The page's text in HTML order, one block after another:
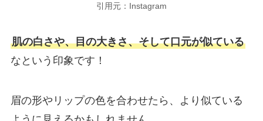
引用元：Instagram
肌の白さや、目の大きさ、そして口元が似ている
なという印象です！
眉の形やリップの色を合わせたら、より似ている